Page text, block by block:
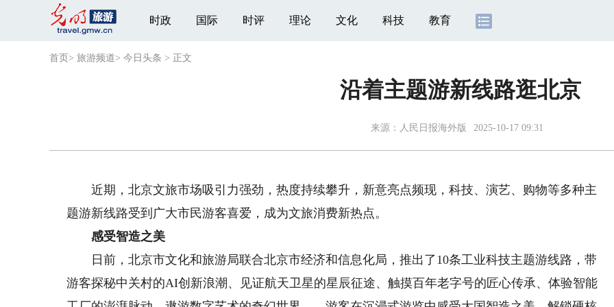
时政 国际 时评 理论 文化 科技 教育
首页 > 旅游频道> 今日头条 > 正文
沿着主题游新线路逛北京
来源： 人民日报海外版 2025-10-17 09:31
近期，北京文旅市场吸引力强劲，热度持续攀升，新意亮点频现，科技、演艺、购物等多种主
题游新线路受到广大市民游客喜爱，成为文旅消费新热点。
感受智造之美
日前，北京市文化和旅游局联合北京市经济和信息化局，推出了10条工业科技主题游线路，带
游客探秘中关村的AI创新浪潮、见证航天卫星的星辰征途、触摸百年老字号的匠心传承、体验智能